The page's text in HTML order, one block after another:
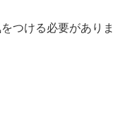
つける必要がありま